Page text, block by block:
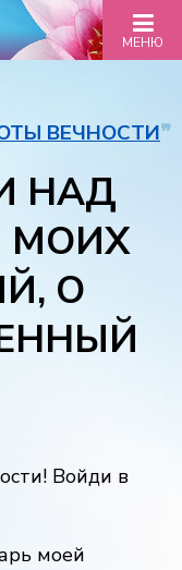
МЕНЮ
ВЕЧНОСТИ❞
НАД
МОИХ
О
Войди в
моей